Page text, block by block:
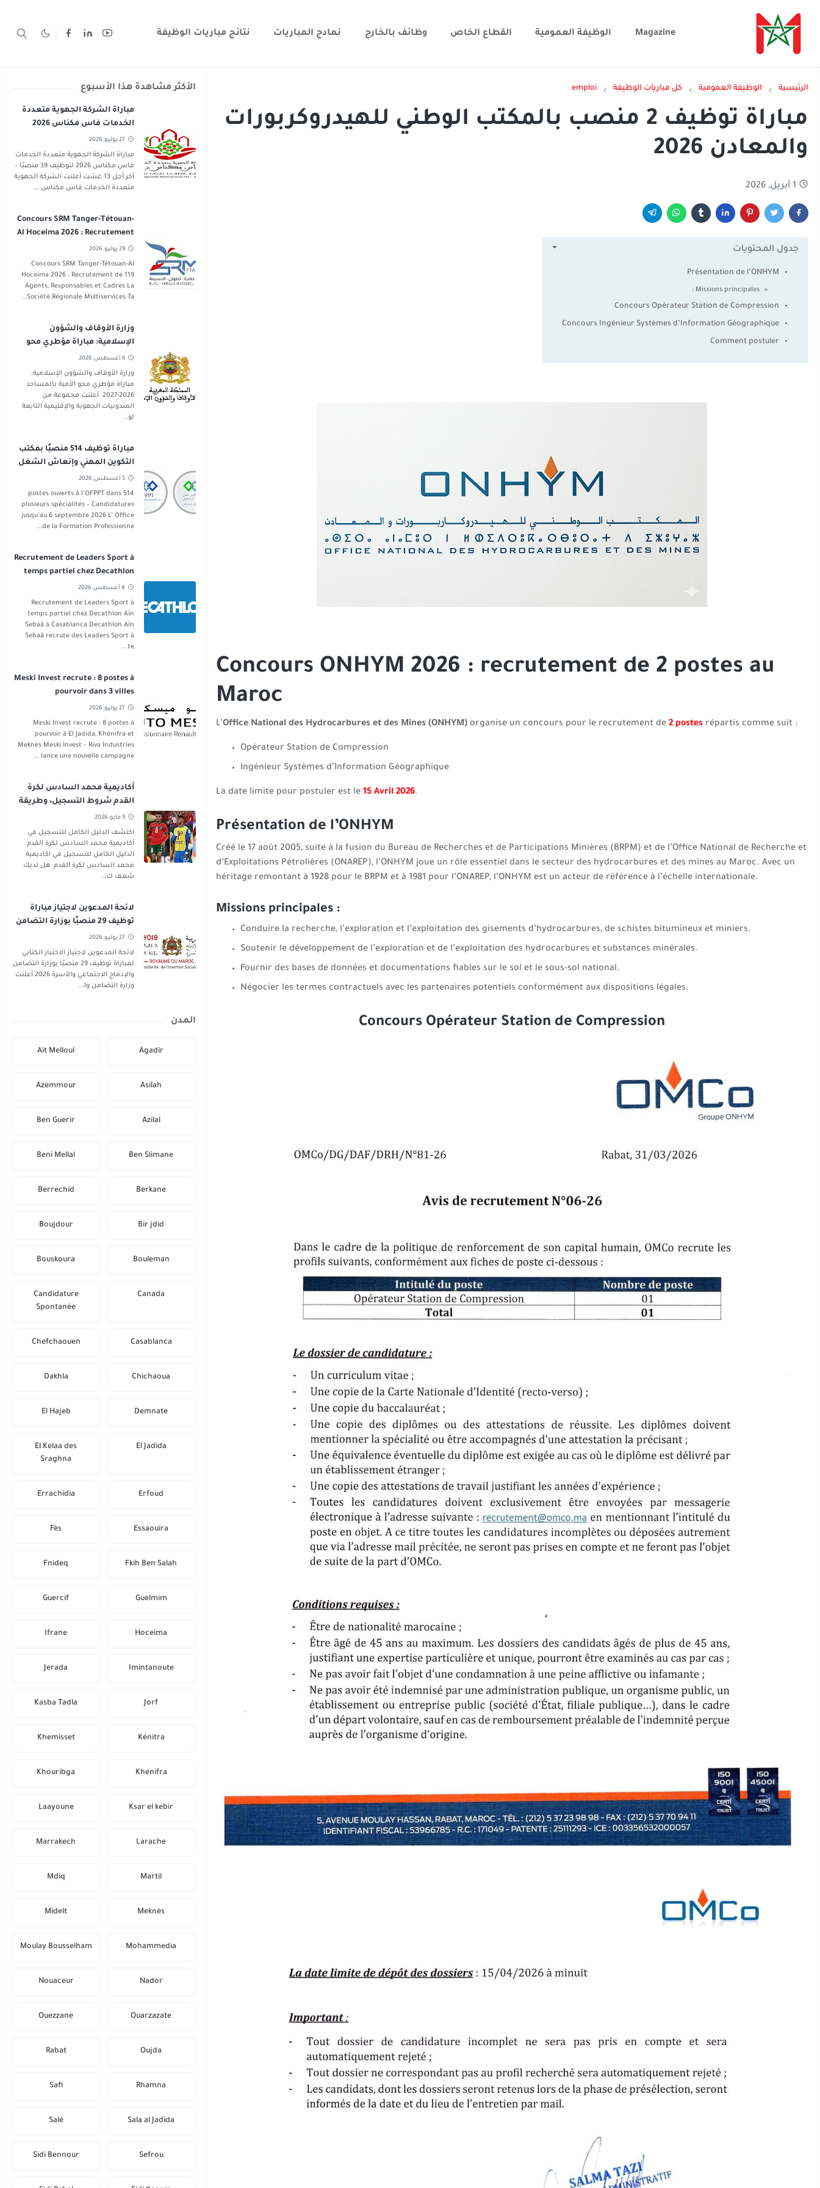
Magazine الوظيفة العمومية القطاع الخاص وظائف بالخارج نمادج المباريات نتائج مباريات الوظيفة
الرئيسية الوظيفة العمومية كل مباريات الوظيفة emploi
مباراة توظيف 2 منصب بالمكتب الوطني للهيدروكربورات
والمعادن 2026
1 أبريل, 2026
جدول المحتويات
Présentation de l’ONHYM
Missions principales :
Concours Opérateur Station de Compression
Concours Ingénieur Systèmes d’Information Géographique
Comment postuler
Concours ONHYM 2026 : recrutement de 2 postes au
Maroc
L’Office National des Hydrocarbures et des Mines (ONHYM)organise un concours pour le recrutement de 2 postesrépartis comme suit :
Opérateur Station de Compression
Ingénieur Systèmes d’Information Géographique
La date limite pour postuler est le 15 Avril 2026.
Présentation de l’ONHYM
Créé le 17 août 2005, suite à la fusion du Bureau de Recherches et de Participations Minières (BRPM) et de l’Office National de Recherche et
d’Exploitations Pétrolières (ONAREP), l’ONHYM joue un rôle essentiel dans le secteur des hydrocarbures et des mines au Maroc. Avec un
héritage remontant à 1928 pour le BRPM et à 1981 pour l’ONAREP, l’ONHYM est un acteur de référence à l’échelle internationale.
Missions principales :
Conduire la recherche, l’exploration et l’exploitation des gisements d’hydrocarbures, de schistes bitumineux et miniers.
Soutenir le développement de l’exploration et de l’exploitation des hydrocarbures et substances minérales.
Fournir des bases de données et documentations fiables sur le sol et le sous-sol national.
Négocier les termes contractuels avec les partenaires potentiels conformément aux dispositions légales.
Concours Opérateur Station de Compression
الأكثر مشاهدة هذا الأسبوع
مباراة الشركة الجهوية متعددة
الخدمات فاس مكناس 2026
غشت 2026
27 يوليو, 2026
مباراة الشركة الجهوية متعددة الخدمات
فاس مكناس 2026 لتوظيف 39 منصبًا –
آخر أجل 13 غشت أعلنت الشركة الجهوية
متعددة الخدمات فاس مكناس ...
Concours SRM Tanger-Tétouan-
Al Hoceima 2026 : Recrutement
de 119 Postes
29 يوليو, 2026
Concours SRM Tanger-Tétouan-Al
Hoceima 2026 : Recrutement de 119
Agents, Responsables et Cadres La
Société Régionale Multiservices Ta...
وزارة الأوقاف والشؤون
الإسلامية: مباراة مؤطري محو
الأمية بالمساجد 2026-2027
6 أغسطس, 2026
وزارة الأوقاف والشؤون الإسلامية:
مباراة مؤطري محو الأمية بالمساجد
2026-2027 أعلنت مجموعة من
المندوبيات الجهوية والإقليمية التابعة
لو...
مباراة توظيف 514 منصبًا بمكتب
التكوين المهني وإنعاش الشغل
شتنبر 2026
5 أغسطس, 2026
514 postes ouverts à l’OFPPT dans
plusieurs spécialités – Candidatures
jusqu’au 6 septembre 2026 L’ Office
de la Formation Professionne...
Recrutement de Leaders Sport à
temps partiel chez Decathlon
Aïn Sebaâ
4 أغسطس, 2026
Recrutement de Leaders Sport à
temps partiel chez Decathlon Aïn
Sebaâ à Casablanca Decathlon Aïn
Sebaâ recrute des Leaders Sport à
te...
Meski Invest recrute : 8 postes à
pourvoir dans 3 villes
27 يوليو, 2026
Meski Invest recrute : 8 postes à
pourvoir à El Jadida, Khénifra et
Meknès Meski Invest – Riva Industries
lance une nouvelle campagne ...
أكاديمية محمد السادس لكرة
القدم شروط التسجيل، وطريقة
الانخراط
9 مايو, 2026
اكتشف الدليل الكامل للتسجيل في
أكاديمية محمد السادس لكرة القدم
الدليل الكامل للتسجيل في أكاديمية
محمد السادس لكرة القدم هل لديك
شغف ك...
لائحة المدعوين لاجتياز مباراة
توظيف 29 منصبًا بوزارة التضامن
والإدماج الاجتماعي والأسرة 2026
27 يوليو, 2026
لائحة المدعوين لاجتياز الاختبار الكتابي
لمباراة توظيف 29 منصبًا بوزارة التضامن
والإدماج الاجتماعي والأسرة 2026 أعلنت
وزارة التضامن وا...
المدن
Agadir
Ait Melloul
Asilah
Azemmour
Azilal
Ben Guerir
Ben Slimane
Beni Mellal
Berkane
Berrechid
Bir jdid
Boujdour
Bouleman
Bouskoura
Canada
Candidature
Spontanée
Casablanca
Chefchaouen
Chichaoua
Dakhla
Demnate
El Hajeb
El Jadida
El Kelaa des
Sraghna
Erfoud
Errachidia
Essaouira
Fès
Fkih Ben Salah
Fnideq
Guelmim
Guercif
Hoceima
Ifrane
Imintanoute
Jerada
Jorf
Kasba Tadla
Kénitra
Khemisset
Khenifra
Khouribga
Ksar el kebir
Laayoune
Larache
Marrakech
Martil
Mdiq
Meknès
Midelt
Mohammedia
Moulay Bousselham
Nador
Nouaceur
Ouarzazate
Ouezzane
Oujda
Rabat
Rhamna
Safi
Sala al Jadida
Salé
Sefrou
Sidi Bennour